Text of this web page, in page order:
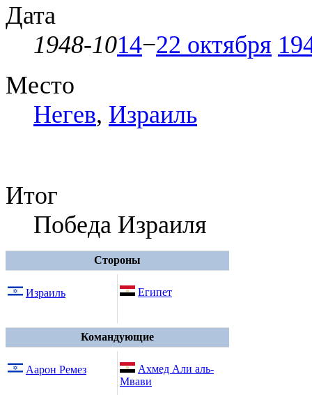
Дата
1948-1014−22 октября
Место
Негев, Израиль
Итог
Победа Израиля
Стороны
Израиль Египет
Командующие
Аарон Ремез
Ахмед Али аль-
Мвави